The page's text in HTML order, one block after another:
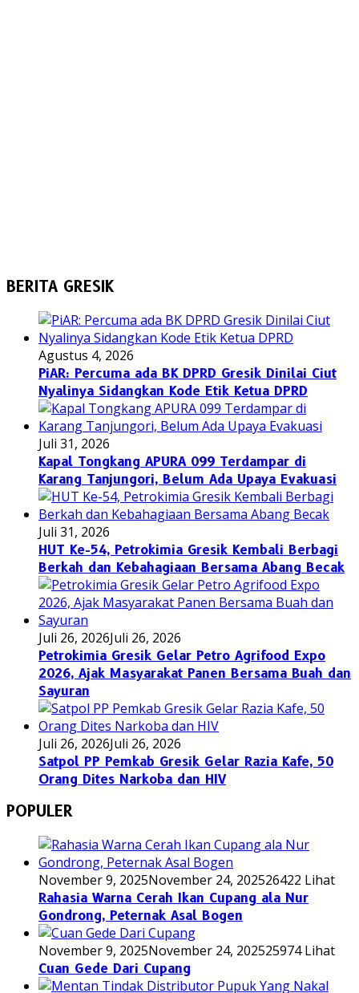
BERITA GRESIK
Agustus 4, 2026
PiAR: Percuma ada BK DPRD Gresik Dinilai Ciut
Nyalinya Sidangkan Kode Etik Ketua DPRD
Juli 31, 2026
Kapal Tongkang APURA 099 Terdampar di
Karang Tanjungori, Belum Ada Upaya Evakuasi
Juli 31, 2026
HUT Ke-54, Petrokimia Gresik Kembali Berbagi
Berkah dan Kebahagiaan Bersama Abang Becak
Juli 26, 2026Juli 26, 2026
Petrokimia Gresik Gelar Petro Agrifood Expo
2026, Ajak Masyarakat Panen Bersama Buah dan
Sayuran
Juli 26, 2026Juli 26, 2026
Satpol PP Pemkab Gresik Gelar Razia Kafe, 50
Orang Dites Narkoba dan HIV
POPULER
November 9, 2025November 24, 202526422 Lihat
Rahasia Warna Cerah Ikan Cupang ala Nur
Gondrong, Peternak Asal Bogen
November 9, 2025November 24, 202525974 Lihat
Cuan Gede Dari Cupang